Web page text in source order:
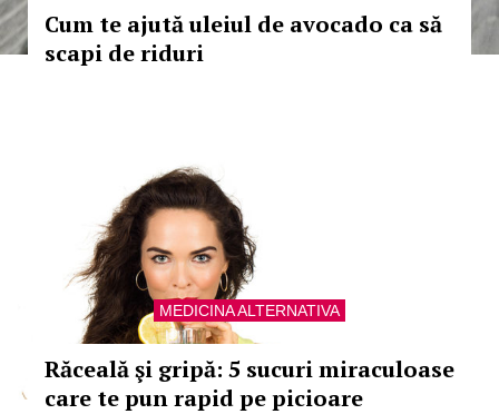
Cum te ajută uleiul de avocado ca să
scapi de riduri
MEDICINA ALTERNATIVA
Răceală şi gripă: 5 sucuri miraculoase
care te pun rapid pe picioare